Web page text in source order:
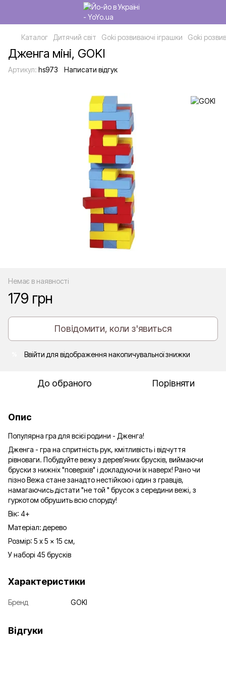
Каталог Дитячий світ Goki розвиваючі іграшки Goki
Дженга міні, GOKI
Артикул: hs973 Написати відгук
Немає в наявності
179 грн
Повідомити, коли з'явиться
Ввійти для відображення накопичувальної знижки
До обраного Порівняти
Опис
Популярна гра для всієї родини - Дженга!
Дженга - гра на спритність рук, кмітливість і відчуття
рівноваги. Побудуйте вежу з дерев'яних брусків, виймаючи
бруски з нижніх "поверхів" і докладуючи їх наверх! Рано чи
пізно Вежа стане занадто нестійкою і один з гравців,
намагаючись дістати "не той " брусок з середини вежі, з
гуркотом обрушить всю споруду!
Вік: 4+
Матеріал: дерево
Розмір: 5 x 5 x 15 см,
У наборі 45 брусків
Характеристики
Бренд GOKI
Відгуки